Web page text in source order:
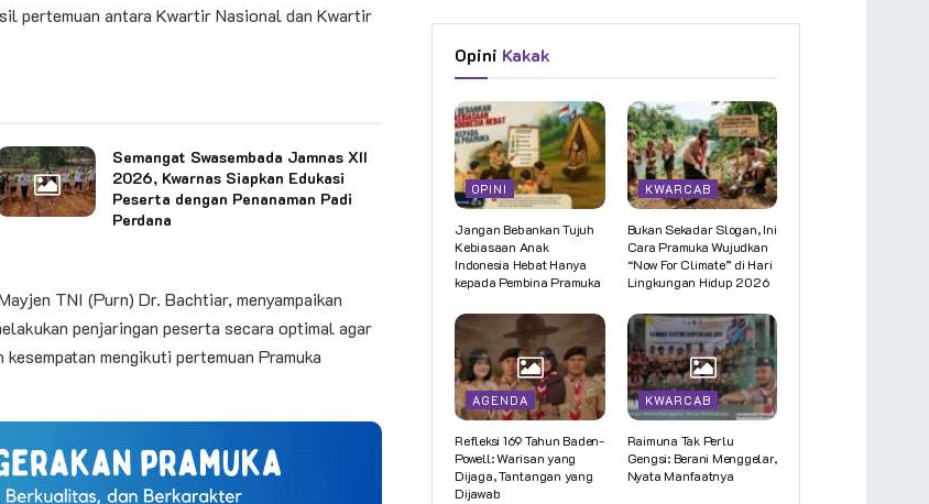
pertemuan antara Kwartir Nasional dan Kwartir
Semangat Swasembada Jamnas XII
2026, Kwarnas Siapkan Edukasi
Peserta dengan Penanaman Padi
Perdana
TNI (Purn) Dr. Bachtiar, menyampaikan
penjaringan peserta secara optimal agar
mengikuti pertemuan Pramuka
Opini Kakak
OPINI
Jangan Bebankan Tujuh
Kebiasaan Anak
Indonesia Hebat Hanya
kepada Pembina Pramuka
KWARCAB
Bukan Sekadar Slogan, Ini
Cara Pramuka Wujudkan
“Now For Climate” di Hari
Lingkungan Hidup 2026
AGENDA
Refleksi 169 Tahun Baden-
Powell: Warisan yang
Dijaga, Tantangan yang
Dijawab
KWARCAB
Raimuna Tak Perlu
Gengsi: Berani Menggelar,
Nyata Manfaatnya